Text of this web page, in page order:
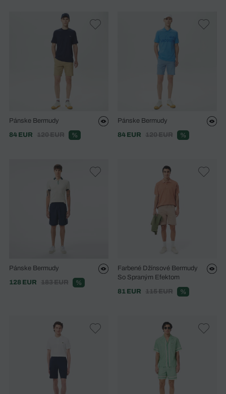
Pánske Bermudy
84 EUR
120 EUR %
Pánske Bermudy
84 EUR
120 EUR %
Pánske Bermudy
128 EUR
183 EUR %
Farbené Džínsové Bermudy
So Spraným Efektom
81 EUR
115 EUR %